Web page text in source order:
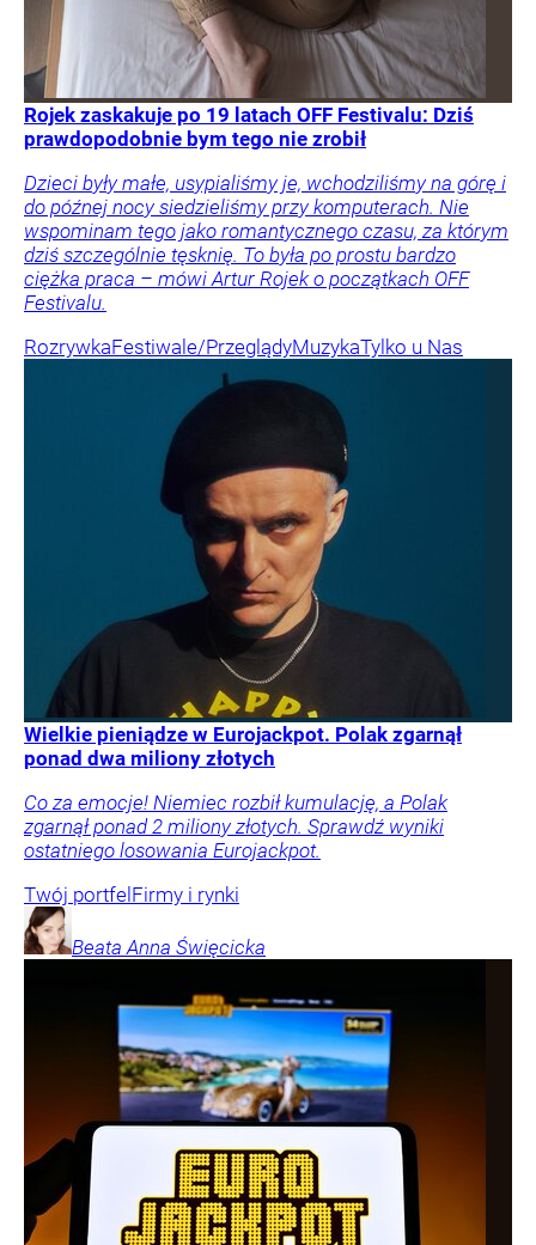
Rojek zaskakuje po 19 latach OFF Festivalu: Dziś
prawdopodobnie bym tego nie zrobił
Dzieci były małe, usypialiśmy je, wchodziliśmy na górę i
do późnej nocy siedzieliśmy przy komputerach. Nie
wspominam tego jako romantycznego czasu, za którym
dziś szczególnie tęsknię. To była po prostu bardzo
ciężka praca – mówi Artur Rojek o początkach OFF
Festivalu.
RozrywkaFestiwale/PrzeglądyMuzykaTylko u Nas
Wielkie pieniądze w Eurojackpot. Polak zgarnął
ponad dwa miliony złotych
Co za emocje! Niemiec rozbił kumulację, a Polak
zgarnął ponad 2 miliony złotych. Sprawdź wyniki
ostatniego losowania Eurojackpot.
Twój portfel Firmy i rynki
Beata Anna Święcicka